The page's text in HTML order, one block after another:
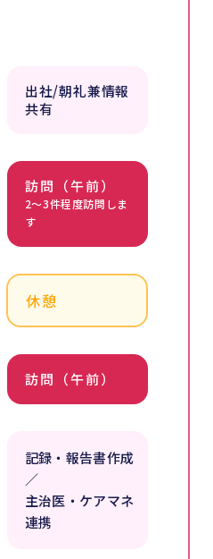
出社/朝礼兼情報
共有
訪問（午前）
2〜3件程度訪問しま
す
休憩
訪問（午前）
記録・報告書作成
／
主治医・ケアマネ
連携